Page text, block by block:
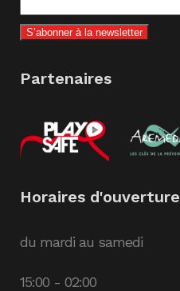
Partenaires
Horaires d'ouverture
du mardi au samedi
15:00 - 02:00